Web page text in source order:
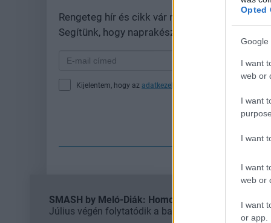
Opted
Google
I want
web or
I want
I want
I want
web or
I want
or app.
Rengeteg hír és cikk vár rád, lehet, hogy
Segítünk, hogy naprakész maradj, kiválogatjuk
Kijelentem, hogy az adatkezelési nyilatkozat
SMASH by Meló-Diák: Homok, zene és a nyár
Július végén folytatódik a balatoni strandröplabda-